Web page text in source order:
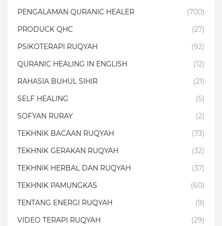
PENGALAMAN QURANIC HEALER
(700)
PRODUCK QHC
(27)
PSIKOTERAPI RUQYAH
(92)
QURANIC HEALING IN ENGLISH
(12)
RAHASIA BUHUL SIHIR
(21)
SELF HEALING
(5)
SOFYAN RURAY
(2)
TEKHNIK BACAAN RUQYAH
(73)
TEKHNIK GERAKAN RUQYAH
(32)
TEKHNIK HERBAL DAN RUQYAH
(37)
TEKHNIK PAMUNGKAS
(60)
TENTANG ENERGI RUQYAH
(9)
VIDEO TERAPI RUQYAH
(29)